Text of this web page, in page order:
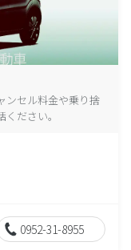
ンセル料金や乗り捨
ださい。
0952-31-8955